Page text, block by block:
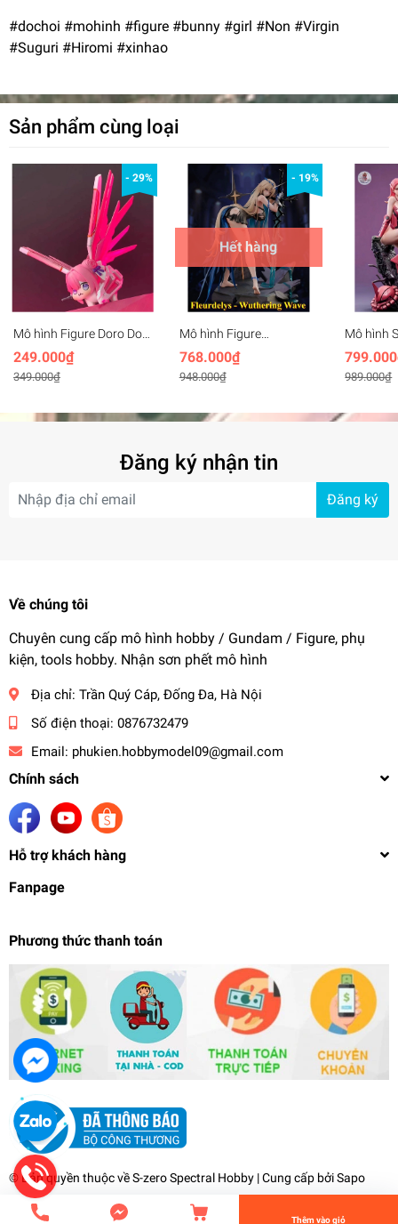
#dochoi #mohinh #figure #bunny #girl #Non #Virgin
#Suguri #Hiromi #xinhao
Sản phẩm cùng loại
- 29%
Mô hình Figure Doro Doll
Freedom gundam -
Dorothy freedom
249.000₫
349.000₫
- 19%
Hết hàng
Mô hình Figure
Cartethyia Fleurdelys
Wuthering Waves
(27cm)
768.000₫
948.000₫
Mô hình
Girl
989.000₫
Đăng ký nhận tin
Đăng ký
Về chúng tôi
Chuyên cung cấp mô hình hobby / Gundam / Figure, phụ
kiện, tools hobby. Nhận sơn phết mô hình
Địa chỉ: Trần Quý Cáp, Đống Đa, Hà Nội
Số điện thoại: 0876732479
Email: phukien.hobbymodel09@gmail.com
Chính sách
Hỗ trợ khách hàng
Fanpage
Phương thức thanh toán
© Bản quyền thuộc vềS-zero Spectral Hobby | Cung cấp bởiSapo
Mô hình Figure 1/4 Non Virgin Hiromi Suguri Yuko
SOFT BREASTS Xinhao
929.000₫
Tiến Hành Thanh Toán
Thêm vào giỏ